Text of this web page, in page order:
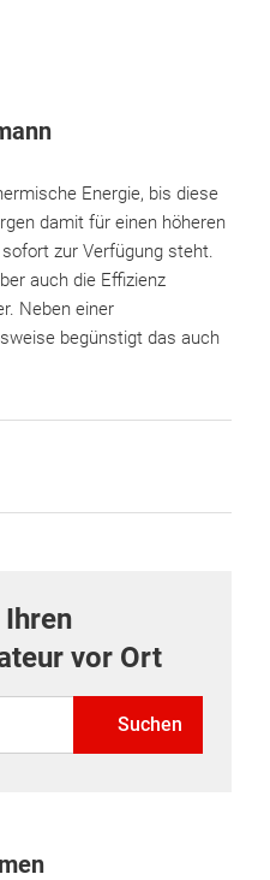
Energie, bis diese
damit für einen höheren
zur Verfügung steht.
auch die Effizienz
Neben einer
begünstigt das auch
vor Ort
Suchen